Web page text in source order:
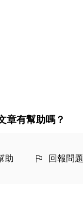
章有幫助嗎？
助 回報問題